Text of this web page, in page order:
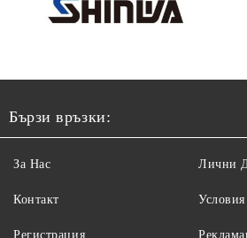
Бързи връзки:
За Нас
Контакт
Регистрация
Лични
Условия